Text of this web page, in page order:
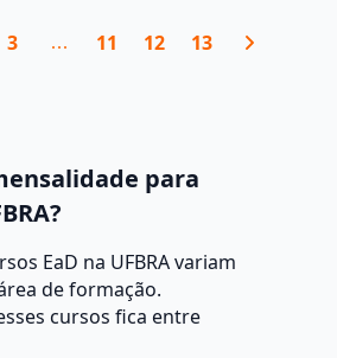
3 11 12 13
para
EaD na UFBRA variam
de formação.
cursos fica entre